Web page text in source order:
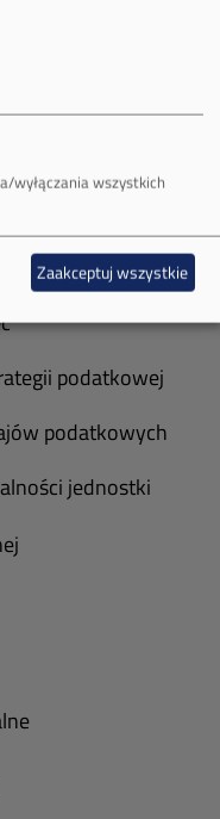
Węglowy
podatkowej
podatkowych
jednostki
wyłączania wszystkich
Zaakceptuj wszystkie